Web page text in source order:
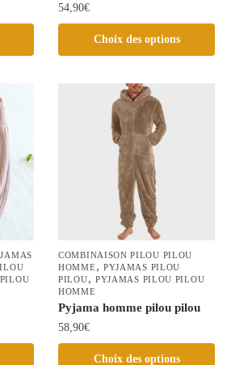
54,90€
Choix des options
produit
la
page
du
produit
COMBINAISON PILOU PILOU
HOMME, PYJAMAS PILOU
PILOU, PYJAMAS PILOU PILOU
HOMME
Pyjama homme pilou pilou
58,90€
Choix des options